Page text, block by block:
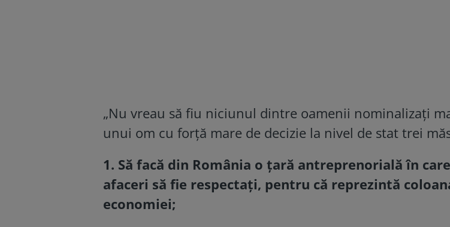
„Nu vreau să fiu niciunul dintre oamenii nominalizați
unui om cu forță mare de decizie la nivel de stat trei
1. Să facă din România o țară antreprenorială în
afaceri să fie respectați, pentru că reprezintă
economiei;